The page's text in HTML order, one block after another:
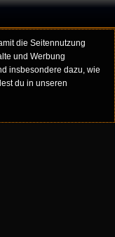
die Seitennutzung
und Werbung
insbesondere dazu, wie
du in unseren